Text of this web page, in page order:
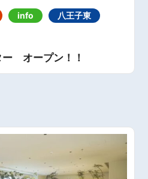
info
八王子東
ー オープン！！